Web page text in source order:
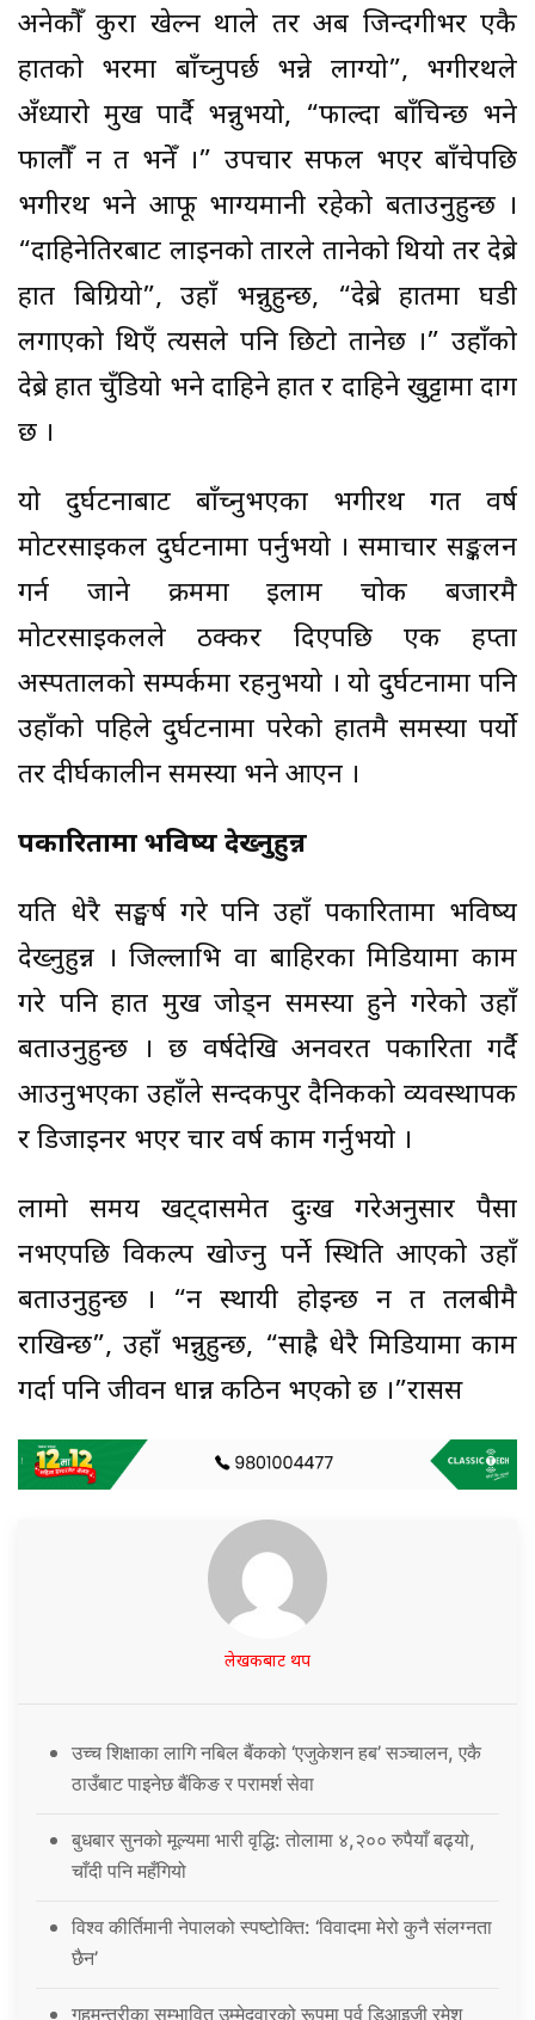
अनेकौँ कुरा खेल्न थाले तर अब जिन्दगीभर एकै
हातको भरमा बाँच्नुपर्छ भन्ने लाग्यो”, भगीरथले
अँध्यारो मुख पार्दै भन्नुभयो, “फाल्दा बाँचिन्छ भने
फालौँ न त भनेँ ।” उपचार सफल भएर बाँचेपछि
भगीरथ भने आफू भाग्यमानी रहेको बताउनुहुन्छ ।
“दाहिनेतिरबाट लाइनको तारले तानेको थियो तर देब्रे
हात बिग्रियो”, उहाँ भन्नुहुन्छ, “देब्रे हातमा घडी
लगाएको थिएँ त्यसले पनि छिटो तानेछ ।” उहाँको
देब्रे हात चुँडियो भने दाहिने हात र दाहिने खुट्टामा दाग
छ ।
यो दुर्घटनाबाट बाँच्नुभएका भगीरथ गत वर्ष
मोटरसाइकल दुर्घटनामा पर्नुभयो । समाचार सङ्कलन
गर्न जाने क्रममा इलाम चोक बजारमै
मोटरसाइकलले ठक्कर दिएपछि एक हप्ता
अस्पतालको सम्पर्कमा रहनुभयो । यो दुर्घटनामा पनि
उहाँको पहिले दुर्घटनामा परेको हातमै समस्या पर्यो
तर दीर्घकालीन समस्या भने आएन ।
पत्रकारितामा भविष्य देख्नुहुन्न
यति धेरै सङ्घर्ष गरे पनि उहाँ पत्रकारितामा भविष्य
देख्नुहुन्न । जिल्लाभित्र वा बाहिरका मिडियामा काम
गरे पनि हात मुख जोड्न समस्या हुने गरेको उहाँ
बताउनुहुन्छ । छ वर्षदेखि अनवरत पत्रकारिता गर्दै
आउनुभएका उहाँले सन्दकपुर दैनिकको व्यवस्थापक
र डिजाइनर भएर चार वर्ष काम गर्नुभयो ।
लामो समय खट्दासमेत दुःख गरेअनुसार पैसा
नभएपछि विकल्प खोज्नु पर्ने स्थिति आएको उहाँ
बताउनुहुन्छ । “न स्थायी होइन्छ न त तलबीमै
राखिन्छ”, उहाँ भन्नुहुन्छ, “साह्रै धेरै मिडियामा काम
गर्दा पनि जीवन धान्न कठिन भएको छ ।”रासस
लेखकबाट थप
उच्च शिक्षाका लागि नबिल बैंकको ‘एजुकेशन हब’ सञ्चालन, एकै
ठाउँबाट पाइनेछ बैंकिङ र परामर्श सेवा
बुधबार सुनको मूल्यमा भारी वृद्धि: तोलामा ४,२०० रुपैयाँ बढ्यो,
चाँदी पनि महँगियो
विश्व कीर्तिमानी नेपालको स्पष्टोक्ति: ‘विवादमा मेरो कुनै संलग्नता
छैन’
गृहमन्त्रीका सम्भावित उम्मेदवारको रूपमा पूर्व डिआइजी रमेश